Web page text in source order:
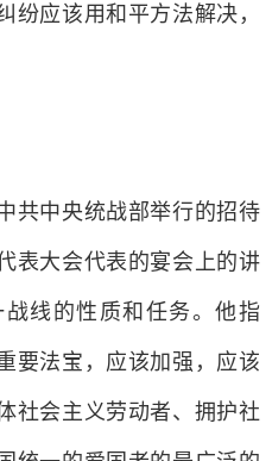
纷应该用和平方法解决，
中央统战部举行的招待
表大会代表的宴会上的讲
线的性质和任务。他指
要法宝，应该加强，应该
社会主义劳动者、拥护社